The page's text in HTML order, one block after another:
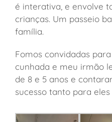
é interativa, e envolve
crianças. Um passeio
família.
Fomos convidadas
cunhada e meu irmão
de 8 e 5 anos e
sucesso tanto para